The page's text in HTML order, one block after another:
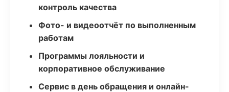
контроль качества
Фото- и видеоотчёт по выполненным
работам
Программы лояльности и
корпоративное обслуживание
Сервис в день обращения и онлайн-